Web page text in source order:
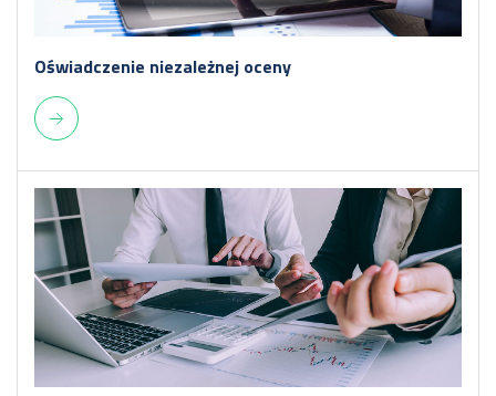
Oświadczenie niezależnej oceny